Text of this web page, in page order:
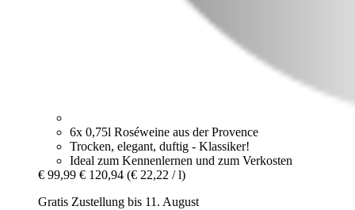
6x 0,75l Roséweine aus der Provence
Trocken, elegant, duftig - Klassiker!
Ideal zum Kennenlernen und zum Verkosten
€ 99,99 € 120,94 (€ 22,22 / l)
Gratis Zustellung bis 11. August